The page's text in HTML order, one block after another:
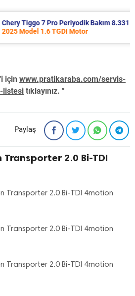
7 Pro Periyodik Bakım 8.331 TL
1.6 TGDI Motor
için www.pratikaraba.com/servis-
listesi tıklayınız. "
Paylaş
2.0 Bi-TDI
Transporter 2.0 Bi-TDI 4motion
Transporter 2.0 Bi-TDI 4motion
Transporter 2.0 Bi-TDI 4motion